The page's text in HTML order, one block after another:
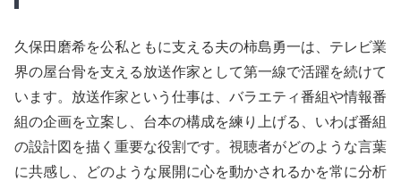
久保田磨希を公私ともに支える夫の柿島勇一は、テレビ業
界の屋台骨を支える放送作家として第一線で活躍を続けて
います。放送作家という仕事は、バラエティ番組や情報番
組の企画を立案し、台本の構成を練り上げる、いわば番組
の設計図を描く重要な役割です。視聴者がどのような言葉
に共感し、どのような展開に心を動かされるかを常に分析